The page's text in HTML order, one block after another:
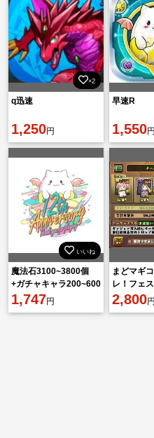
×2
q迅速
1,250円
早速R
1,550円
いいね
魔法石3100~3800個
+ガチャキャラ200~600
体+素材+他 初期垢
1,747円
まどマギ
レ！フェ
470個以上
2,800円